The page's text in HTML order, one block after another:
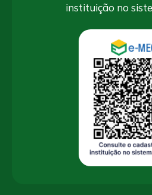
instituição no